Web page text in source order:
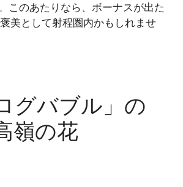
。このあたりなら、ボーナスが出た
美として射程圏内かもしれませ
グバブル」の
嶺の花